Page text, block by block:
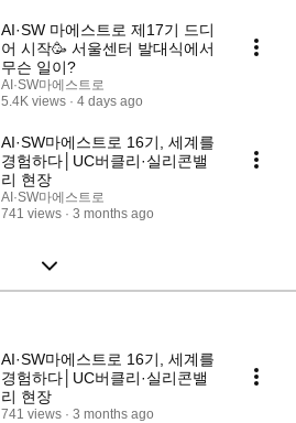
AI·SW 마에스트로 제17기 드디
어 시작🥳 서울센터 발대식에서
무슨 일이?
AI·SW마에스트로
5.4K views
4 days ago
AI·SW마에스트로 16기, 세계를
경험하다│UC버클리·실리콘밸
리 현장
AI·SW마에스트로
741 views
3 months ago
AI·SW마에스트로 16기, 세계를
경험하다│UC버클리·실리콘밸
리 현장
741 views 3 months ago